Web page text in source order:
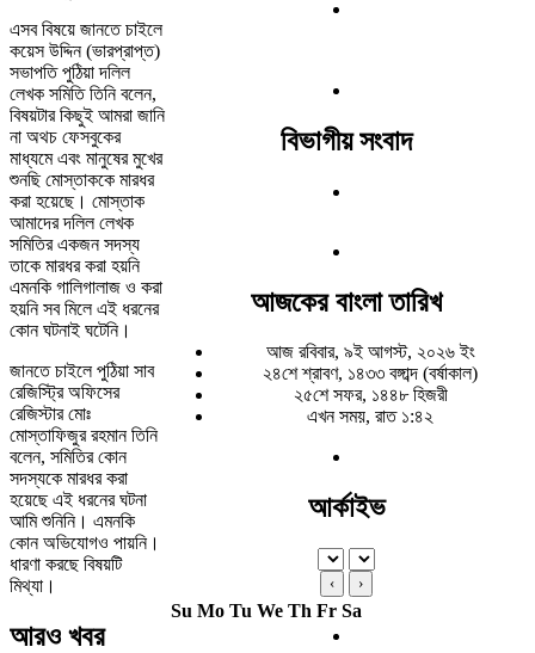
এসব বিষয়ে জানতে চাইলে
কয়েস উদ্দিন (ভারপ্রাপ্ত)
সভাপতি পুঠিয়া দলিল
লেখক সমিতি তিনি বলেন,
বিষয়টার কিছুই আমরা জানি
না অথচ ফেসবুকের
মাধ্যমে এবং মানুষের মুখের
শুনছি মোস্তাককে মারধর
করা হয়েছে। মোস্তাক
আমাদের দলিল লেখক
সমিতির একজন সদস্য
তাকে মারধর করা হয়নি
এমনকি গালিগালাজ ও করা
হয়নি সব মিলে এই ধরনের
কোন ঘটনাই ঘটেনি।
জানতে চাইলে পুঠিয়া সাব
রেজিস্ট্রি অফিসের
রেজিস্টার মোঃ
মোস্তাফিজুর রহমান তিনি
বলেন, সমিতির কোন
সদস্যকে মারধর করা
হয়েছে এই ধরনের ঘটনা
আমি শুনিনি। এমনকি
কোন অভিযোগও পায়নি।
ধারণা করছে বিষয়টি
মিথ্যা।‌
আরও খবর
বিভাগীয় সংবাদ
আজকের বাংলা তারিখ
আজ রবিবার, ৯ই আগস্ট, ২০২৬ ইং
২৪শে শ্রাবণ, ১৪৩৩ বঙ্গাব্দ (বর্ষাকাল)
২৫শে সফর, ১৪৪৮ হিজরী
এখন সময়, রাত ১:৪২
আর্কাইভ
‹ ›
Su Mo Tu We Th Fr Sa